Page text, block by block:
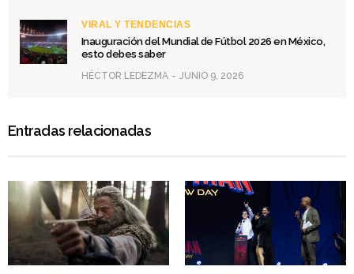
VIRAL Y TENDENCIAS
Inauguración del Mundial de Fútbol 2026 en México,
esto debes saber
HÉCTOR LEDEZMA JUNIO 9, 2026
Entradas relacionadas